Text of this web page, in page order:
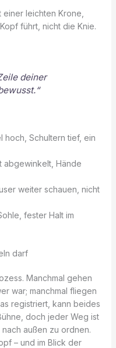
einer leichten Krone,
führt, nicht die Knie.
deiner
hoch, Schultern tief, ein
abgewinkelt, Hände
weiter schauen, nicht
fester Halt im
darf
Manchmal gehen
war; manchmal fliegen
registriert, kann beides
doch jeder Weg ist
außen zu ordnen.
– und im Blick der